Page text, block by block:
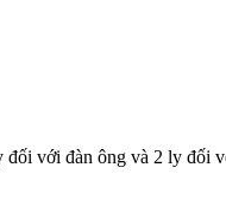
đối với đàn ông và 2 ly đối